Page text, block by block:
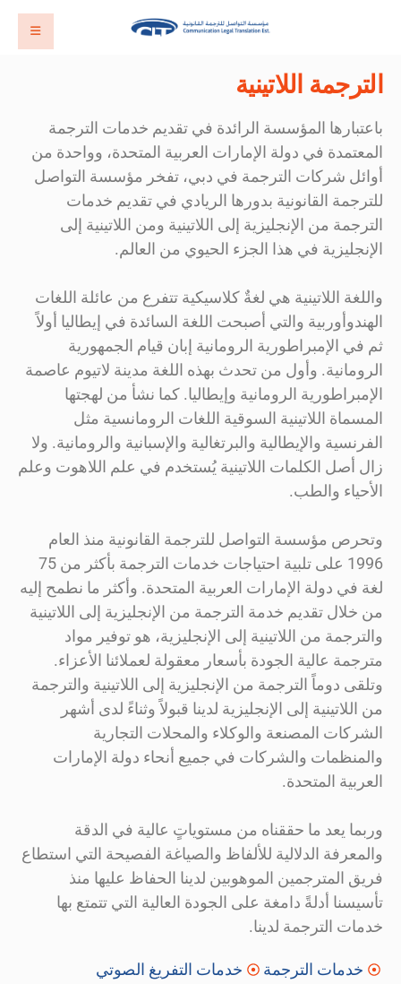
الترجمة اللاتينية
باعتبارها المؤسسة الرائدة في تقديم خدمات الترجمة
المعتمدة في دولة الإمارات العربية المتحدة، وواحدة من
أوائل شركات الترجمة في دبي، تفخر مؤسسة التواصل
للترجمة القانونية بدورها الريادي في تقديم خدمات
الترجمة من الإنجليزية إلى اللاتينية ومن اللاتينية إلى
الإنجليزية في هذا الجزء الحيوي من العالم.
واللغة اللاتينية هي لغةٌ كلاسيكية تتفرع من عائلة اللغات
الهندوأوربية والتي أصبحت اللغة السائدة في إيطاليا أولاً
ثم في الإمبراطورية الرومانية إبان قيام الجمهورية
الرومانية. وأول من تحدث بهذه اللغة مدينة لاتيوم عاصمة
الإمبراطورية الرومانية وإيطاليا. كما نشأ من لهجتها
المسماة اللاتينية السوقية اللغات الرومانسية مثل
الفرنسية والإيطالية والبرتغالية والإسبانية والرومانية. ولا
زال أصل الكلمات اللاتينية يُستخدم في علم اللاهوت وعلم
الأحياء والطب.
وتحرص مؤسسة التواصل للترجمة القانونية منذ العام
1996 على تلبية احتياجات خدمات الترجمة بأكثر من 75
لغة في دولة الإمارات العربية المتحدة. وأكثر ما نطمح إليه
من خلال تقديم خدمة الترجمة من الإنجليزية إلى اللاتينية
والترجمة من اللاتينية إلى الإنجليزية، هو توفير مواد
مترجمة عالية الجودة بأسعار معقولة لعملائنا الأعزاء.
وتلقى دوماً الترجمة من الإنجليزية إلى اللاتينية والترجمة
من اللاتينية إلى الإنجليزية لدينا قبولاً وثناءً لدى أشهر
الشركات المصنعة والوكلاء والمحلات التجارية
والمنظمات والشركات في جميع أنحاء دولة الإمارات
العربية المتحدة.
وربما يعد ما حققناه من مستوياتٍ عالية في الدقة
والمعرفة الدلالية للألفاظ والصياغة الفصيحة التي استطاع
فريق المترجمين الموهوبين لدينا الحفاظ عليها منذ
تأسيسنا أدلةً دامغة على الجودة العالية التي تتمتع بها
خدمات الترجمة لدينا.
خدمات الترجمة
خدمات التفريغ الصوتي